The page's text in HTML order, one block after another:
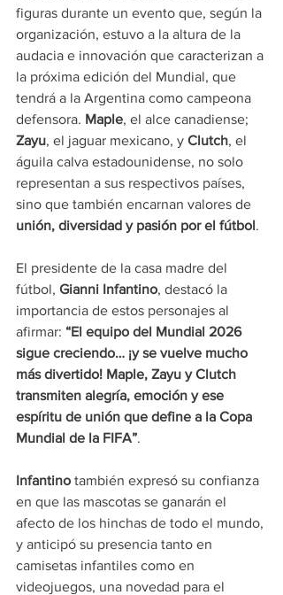
figuras durante un evento que, según la
organización, estuvo a la altura de la
audacia e innovación que caracterizan a
la próxima edición del Mundial, que
tendrá a la Argentina como campeona
defensora. Maple, el alce canadiense;
Zayu, el jaguar mexicano, y Clutch, el
águila calva estadounidense, no solo
representan a sus respectivos países,
sino que también encarnan valores de
unión, diversidad y pasión por el fútbol.
El presidente de la casa madre del
fútbol, Gianni Infantino, destacó la
importancia de estos personajes al
afirmar: “El equipo del Mundial 2026
sigue creciendo… ¡y se vuelve mucho
más divertido! Maple, Zayu y Clutch
transmiten alegría, emoción y ese
espíritu de unión que define a la Copa
Mundial de la FIFA”.
Infantino también expresó su confianza
en que las mascotas se ganarán el
afecto de los hinchas de todo el mundo,
y anticipó su presencia tanto en
camisetas infantiles como en
videojuegos, una novedad para el